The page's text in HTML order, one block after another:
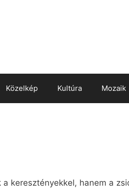
Közelkép Kultúra Mozaik
keresztényekkel, hanem a